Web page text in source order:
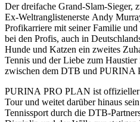
Der dreifache Grand-Slam-Sieger,
Ex-Weltranglistenerste Andy
Profikarriere mit seiner Familie
bei den Profis, auch in
Hunde und Katzen ein zweites
Tennis und der Liebe zum
zwischen dem DTB und PURINA
PURINA PRO PLAN ist offizieller
Tour und weitet darüber hinaus
Tennissport durch die DTB-